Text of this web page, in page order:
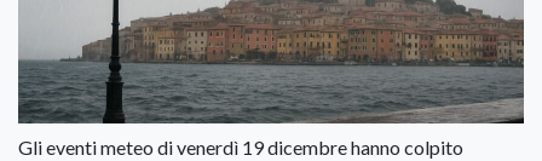
Gli eventi meteo di venerdì 19 dicembre hanno colpito